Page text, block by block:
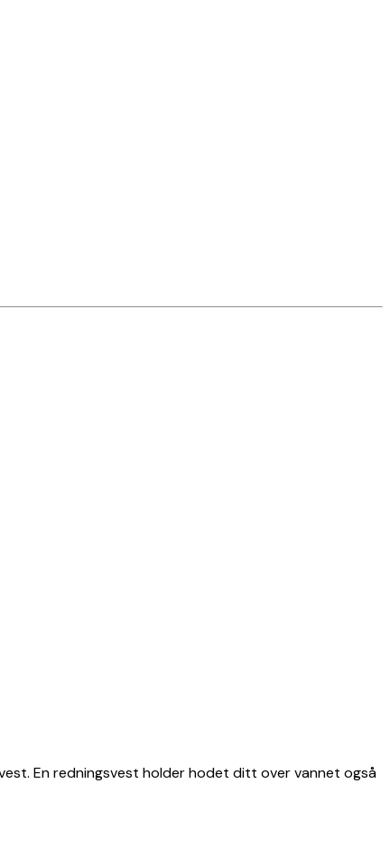
En redningsvest holder hodet ditt over vannet også